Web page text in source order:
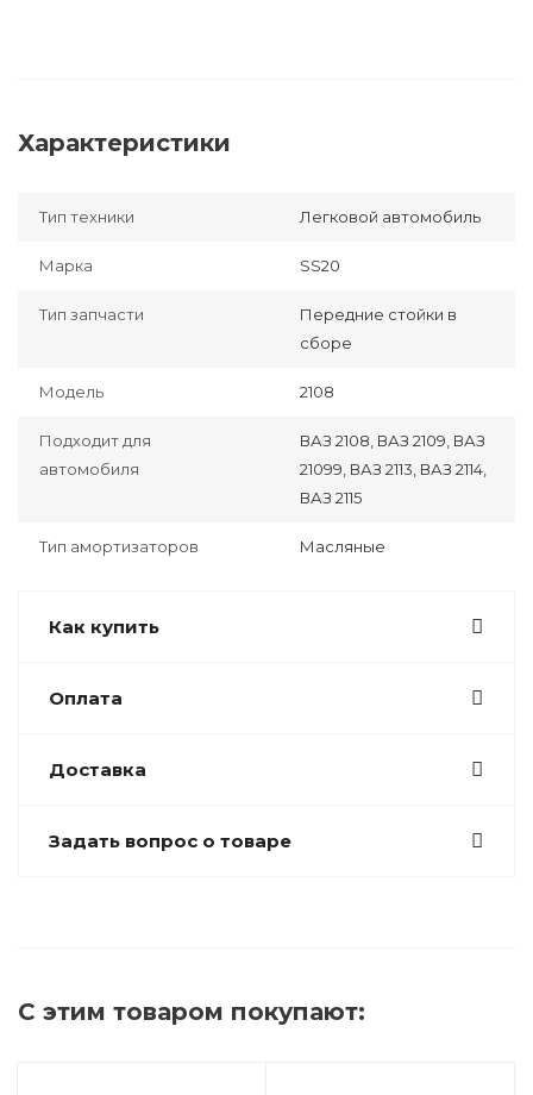
Характеристики
Тип техники Легковой автомобиль
Марка SS20
Тип запчасти
Передние стойки в
сборе
Модель 2108
Подходит для
автомобиля
ВАЗ 2108, ВАЗ 2109, ВАЗ
21099, ВАЗ 2113, ВАЗ 2114,
ВАЗ 2115
Тип амортизаторов Масляные
Как купить
Оплата
Доставка
Задать вопрос о товаре
С этим товаром покупают: